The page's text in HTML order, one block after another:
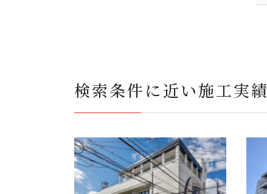
検索条件に近い施工実績